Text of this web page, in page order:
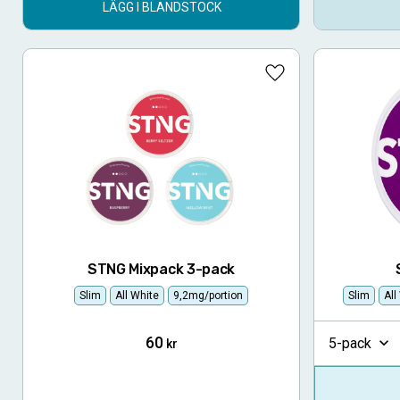
LÄGG I BLANDSTOCK
STNG Mixpack 3-pack
60kr
Slim All White 9,2mg/portion
Lägg till i favoriter
Slim All
5-pack